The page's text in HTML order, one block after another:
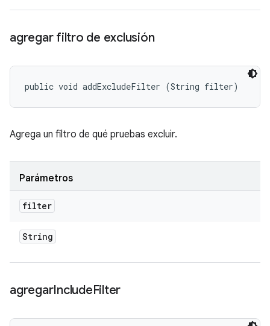
agregar filtro de exclusión
public void addExcludeFilter (String filter)
Agrega un filtro de qué pruebas excluir.
Parámetros
filter
String
agregarIncludeFilter